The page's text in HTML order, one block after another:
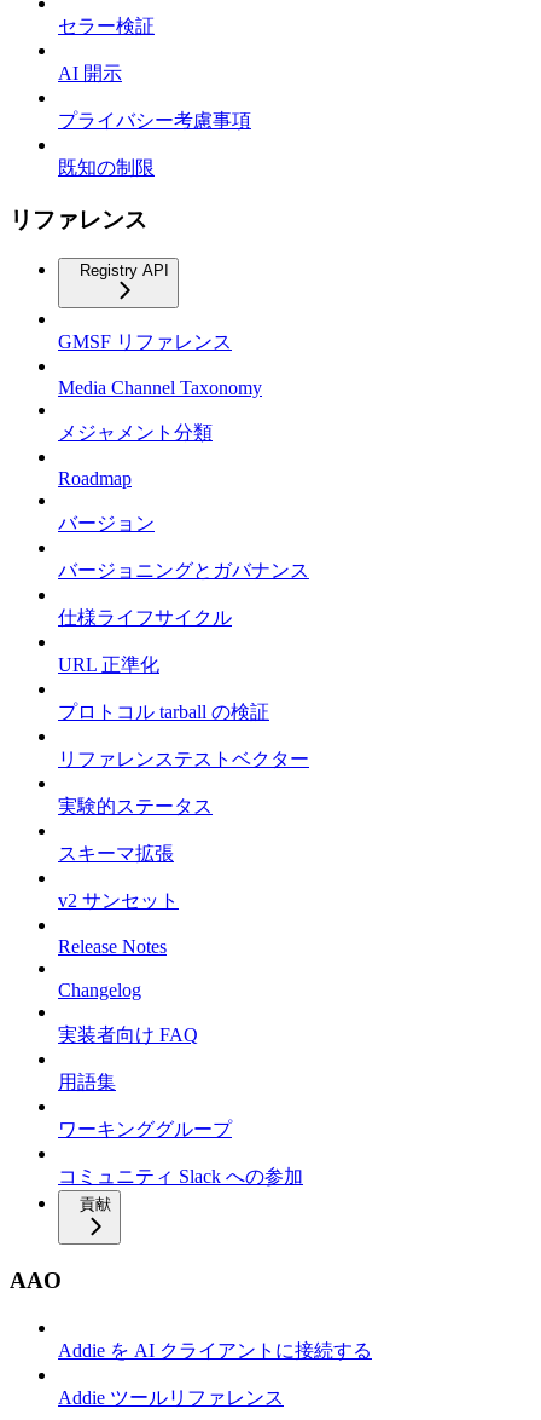
セラー検証
AI 開示
プライバシー考慮事項
既知の制限
リファレンス
Registry API
GMSF リファレンス
Media Channel Taxonomy
メジャメント分類
Roadmap
バージョン
バージョニングとガバナンス
仕様ライフサイクル
URL 正準化
プロトコル tarball の検証
リファレンステストベクター
実験的ステータス
スキーマ拡張
v2 サンセット
Release Notes
Changelog
実装者向け FAQ
用語集
ワーキンググループ
コミュニティ Slack への参加
貢献
AAO
Addie を AI クライアントに接続する
Addie ツールリファレンス